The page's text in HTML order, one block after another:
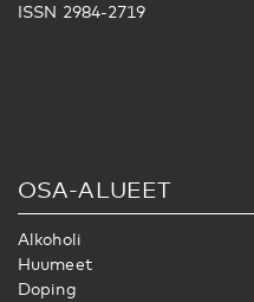
ISSN 2984-2719
OSA-ALUEET
Alkoholi
Huumeet
Doping